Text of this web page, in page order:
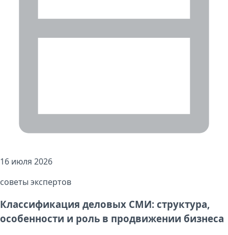
16 июля 2026
советы экспертов
Классификация деловых СМИ: структура,
особенности и роль в продвижении бизнеса